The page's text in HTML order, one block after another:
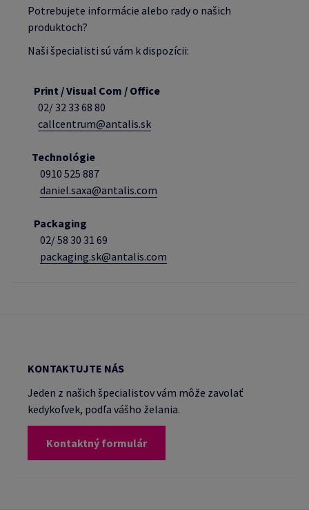
Potrebujete informácie alebo rady o našich
produktoch?
Naši špecialisti sú vám k dispozícii:
Print / Visual Com / Office
02/ 32 33 68 80
callcentrum@antalis.sk
Technológie
0910 525 887
daniel.saxa@antalis.com
Packaging
02/58 30 31 69
packaging.sk@antalis.com
KONTAKTUJTE NÁS
Jeden z našich špecialistov vám môže zavolať
kedykoľvek, podľa vášho želania.
Kontaktný formulár